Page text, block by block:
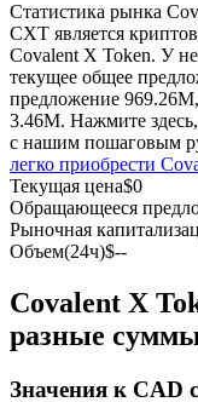
Копирование
Статистика рынка
CXT является
Covalent X Token. У
текущее общее
предложение
3.46M. Нажмите
с нашим пошаговым
легко приобрести
Текущая цена$0
Обращающееся
Рыночная
Объем(24ч)$--
Covalent X
разные
Значения к CAD